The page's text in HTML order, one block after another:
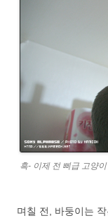
흑- 이제 전 삐급 고양
며칠 전, 바둥이는